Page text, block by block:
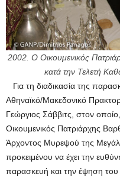
2002. Ο Οικουμενικός
κατά την Τελετή
Για τη διαδικασία της
Αθηναϊκό/Μακεδονικό
Γεώργιος Σάββιτς, στον
Οικουμενικός Πατριάρχης
Άρχοντος Μυρεψού της
προκειμένου να έχει την
παρασκευή και την έψηση